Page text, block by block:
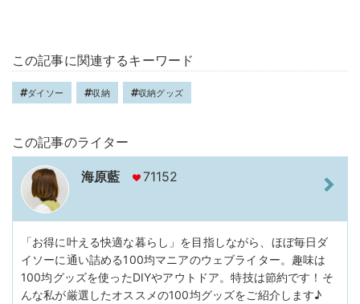
この記事に関連するキーワード
ダイソー 収納 収納グッズ
この記事のライター
海原藍 71152
「お得に叶える快適な暮らし」を目指しながら、ほぼ毎日ダ
イソーに通い詰める100均マニアのウェブライター。趣味は
100均グッズを使ったDIYやアウトドア。特技は節約です！そ
んな私が厳選したオススメの100均グッズをご紹介します♪